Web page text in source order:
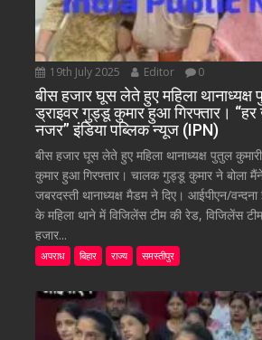
19th July 2025 Editor 0
बीस हजार घूस लेते हुए महिला थानाध्यक्ष
ड्राइवर गुड्डू कुमार हुआ गिरफ्तार।
नजर” इंडिया पब्लिक न्यूज (IPN)
बीस हजार घूस लेते हुए महिला थानाध्यक्ष पुतुल
कुमार हुआ गिरफ्तार। चालक गुड्डू कुमार ने बोला
जबरदस्ती थानाध्यक्ष मैडम ने दिए। आईपीएन/
के महिला थाने में विजिलेंस टीम की रेड, विजिलेंस
हजार...
अपराध बिहार राज्य समस्तीपुर